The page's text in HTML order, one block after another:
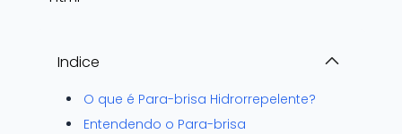
Indice
O que é Para-brisa Hidrorrepelente?
Entendendo o Para-brisa